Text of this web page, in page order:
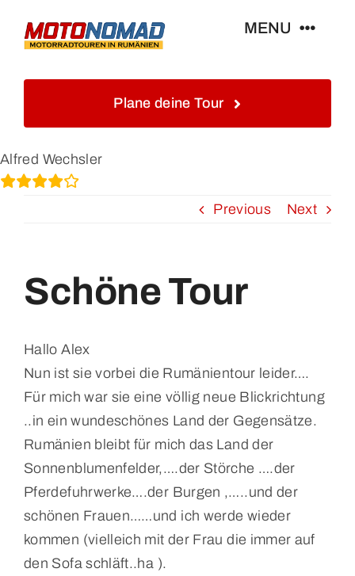
MENU
Galerie
Kontakt
Plane deine Tour
Alfred Wechsler
Previous Next
Schöne Tour
Hallo Alex
Nun ist sie vorbei die Rumänientour leider….
Für mich war sie eine völlig neue Blickrichtung
..in ein wundeschönes Land der Gegensätze.
Rumänien bleibt für mich das Land der
Sonnenblumenfelder,….der Störche ….der
Pferdefuhrwerke….der Burgen ,…..und der
schönen Frauen……und ich werde wieder
kommen (vielleich mit der Frau die immer auf
den Sofa schläft..ha ).